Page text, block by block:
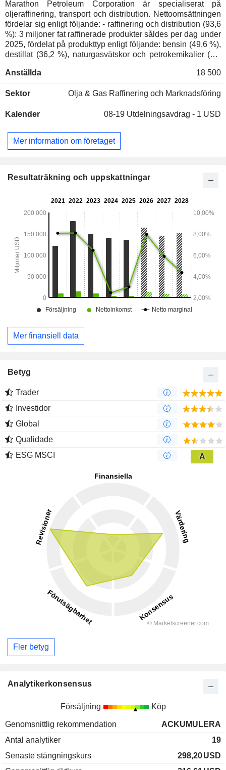
Marathon Petroleum Corporation är specialiserat på
oljeraffinering, transport och distribution. Nettoomsättningen
fördelar sig enligt följande: - raffinering och distribution (93,6
%): 3 miljoner fat raffinerade produkter såldes per dag under
2025, fördelat på produkttyp enligt följande: bensin (49,6 %),
destillat (36,2 %), naturgasvätskor och petrokemikalier (6,4
%). I slutet av 2025 ägde koncernen 13 raffinaderier och ett
och lagring (4,3 %); - produktion och distribution av förnybar
Anställda 18 500
Sektor Olja & Gas Raffinering och Marknadsföring
Kalender 08-19 Utdelningsavdrag - 1 USD
Mer information om företaget
Resultaträkning och uppskattningar
Mer finansiell data
Betyg
Trader
Investidor
Global
Qualidade
ESG MSCI
A
Fler betyg
Analytikerkonsensus
Försäljning Köp
Genomsnittlig rekommendation
ACKUMULERA
Antal analytiker
19
Senaste stängningskurs
298,20USD